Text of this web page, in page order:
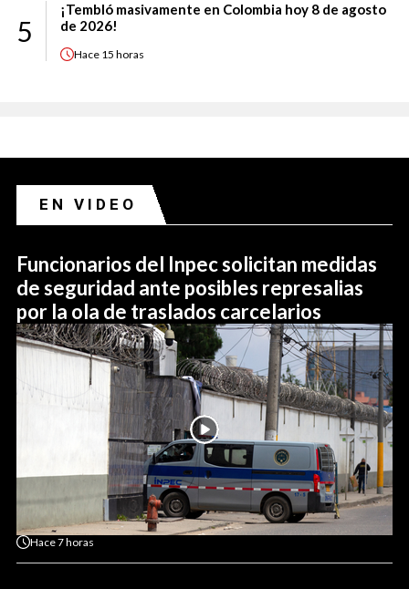
5
¡Tembló masivamente en Colombia hoy 8 de agosto
de 2026!
Hace 15 horas
EN VIDEO
Funcionarios del Inpec solicitan medidas
de seguridad ante posibles represalias
por la ola de traslados carcelarios
Hace7 horas